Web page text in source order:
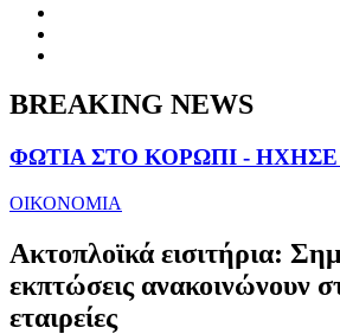
BREAKING NEWS
ΦΩΤΙΑ ΣΤΟ ΚΟΡΩΠΙ - ΗΧΗΣΕ
ΟΙΚΟΝΟΜΙΑ
Ακτοπλοϊκά εισιτήρια:
εκπτώσεις ανακοινώνουν
εταιρείες